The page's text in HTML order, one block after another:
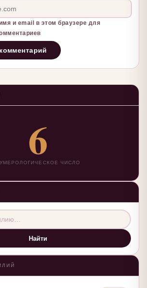
и email в этом браузере для
6 ЧИСЛО
Найти